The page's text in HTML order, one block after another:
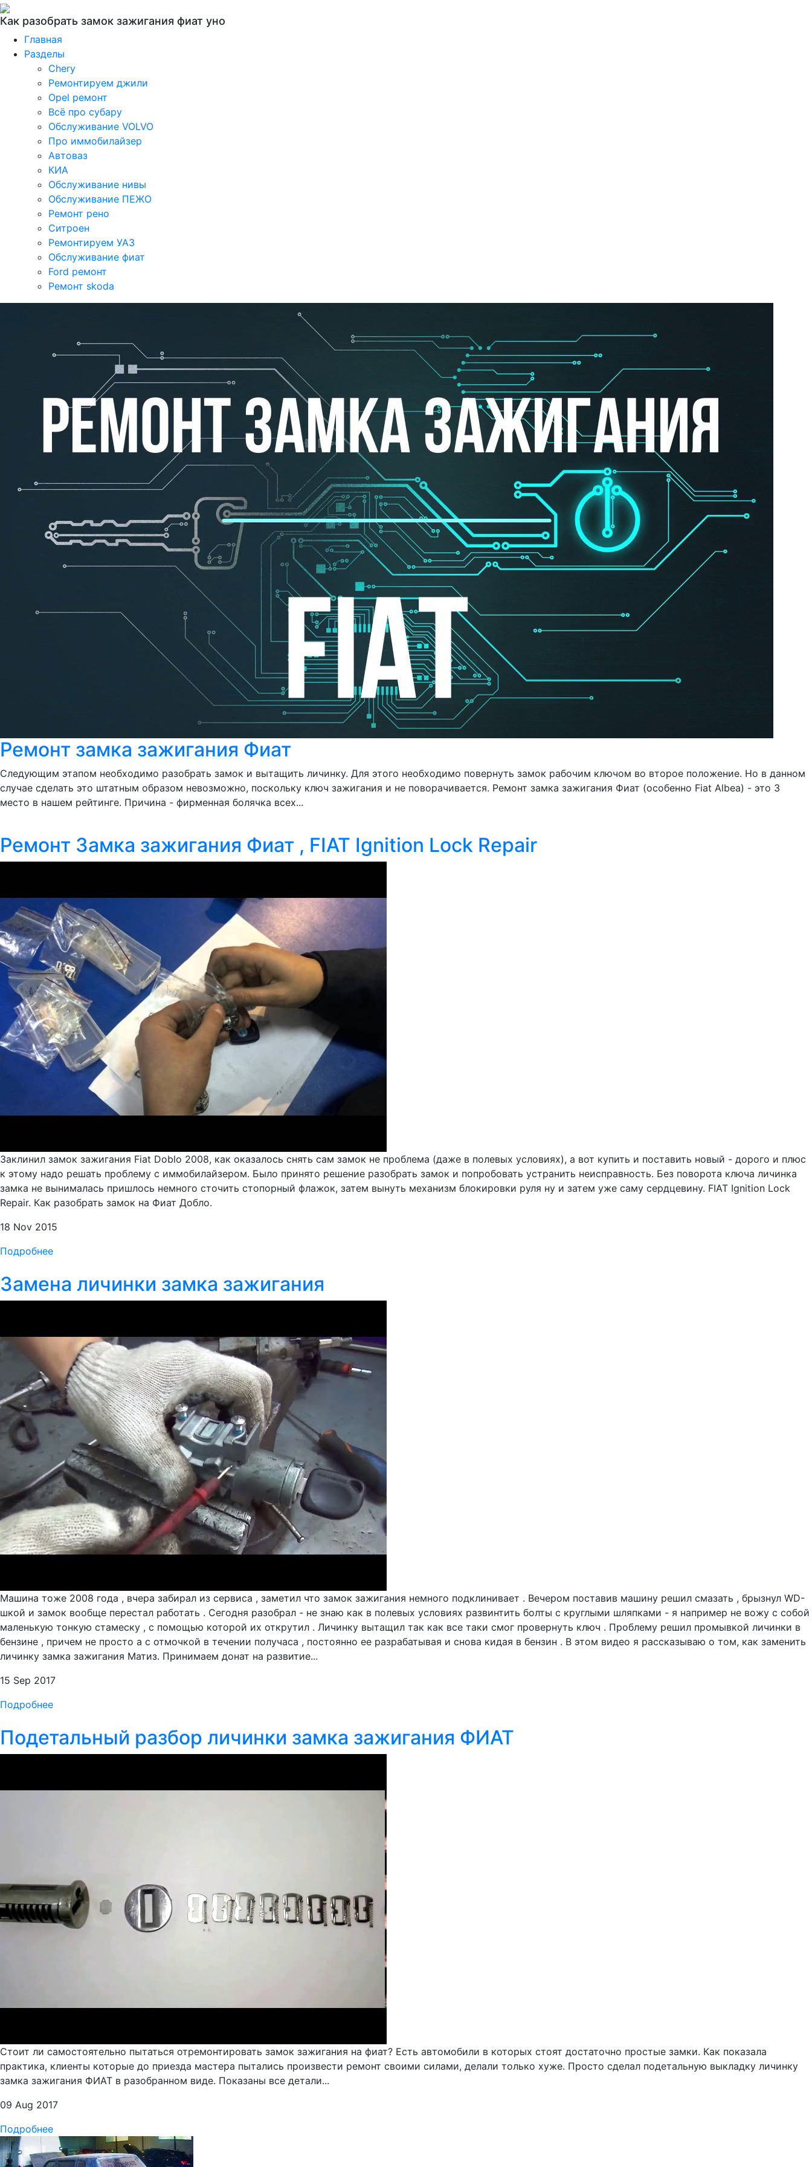
Как разобрать замок зажигания фиат уно
Главная
Разделы
Chery
Ремонтируем джили
Opel ремонт
Всё про субару
Обслуживание VOLVO
Про иммобилайзер
Автоваз
КИА
Обслуживание нивы
Обслуживание ПЕЖО
Ремонт рено
Ситроен
Ремонтируем УАЗ
Обслуживание фиат
Ford ремонт
Ремонт skoda
Ремонт замка зажигания Фиат
Следующим этапом необходимо разобрать замок и вытащить личинку. Для этого необходимо повернуть замок рабочим ключом во второе положение. Но в данном
случае сделать это штатным образом невозможно, поскольку ключ зажигания и не поворачивается. Ремонт замка зажигания Фиат (особенно Fiat Albea) - это 3
место в нашем рейтинге. Причина - фирменная болячка всех...
Ремонт Замка зажигания Фиат , FIAT Ignition Lock Repair
Заклинил замок зажигания Fiat Doblo 2008, как оказалось снять сам замок не проблема (даже в полевых условиях), а вот купить и поставить новый - дорого и плюс
к этому надо решать проблему с иммобилайзером. Было принято решение разобрать замок и попробовать устранить неисправность. Без поворота ключа личинка
замка не вынималась пришлось немного сточить стопорный флажок, затем вынуть механизм блокировки руля ну и затем уже саму сердцевину. FIAT Ignition Lock
Repair. Как разобрать замок на Фиат Добло.
18 Nov 2015
Подробнее
Замена личинки замка зажигания
Машина тоже 2008 года , вчера забирал из сервиса , заметил что замок зажигания немного подклинивает . Вечером поставив машину решил смазать , брызнул WD-
шкой и замок вообще перестал работать . Сегодня разобрал - не знаю как в полевых условиях развинтить болты с круглыми шляпками - я например не вожу с собой
маленькую тонкую стамеску , с помощью которой их открутил . Личинку вытащил так как все таки смог провернуть ключ . Проблему решил промывкой личинки в
бензине , причем не просто а с отмочкой в течении получаса , постоянно ее разрабатывая и снова кидая в бензин . В этом видео я рассказываю о том, как заменить
личинку замка зажигания Матиз. Принимаем донат на развитие...
15 Sep 2017
Подробнее
Подетальный разбор личинки замка зажигания ФИАТ
Стоит ли самостоятельно пытаться отремонтировать замок зажигания на фиат? Есть автомобили в которых стоят достаточно простые замки. Как показала
практика, клиенты которые до приезда мастера пытались произвести ремонт своими силами, делали только хуже. Просто сделал подетальную выкладку личинку
замка зажигания ФИАТ в разобранном виде. Показаны все детали...
09 Aug 2017
Подробнее